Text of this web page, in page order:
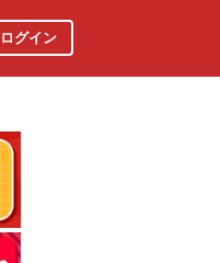
ログイン